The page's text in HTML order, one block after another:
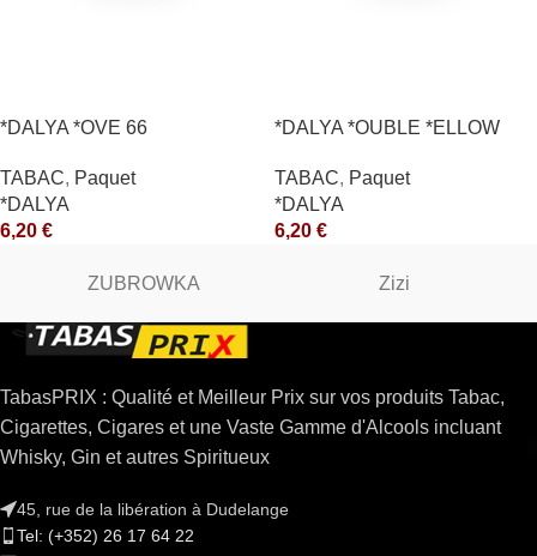
*DALYA *OVE 66
TABAC, Paquet
*DALYA
6,20 €
*DALYA *OUBLE *ELLOW
TABAC, Paquet
*DALYA
6,20 €
ZUBROWKA Zizi
TabasPRIX : Qualité et Meilleur Prix sur vos produits Tabac,
Cigarettes, Cigares et une Vaste Gamme d'Alcools incluant
Whisky, Gin et autres Spiritueux
45, rue de la libération à Dudelange
Tel: (+352) 26 17 64 22